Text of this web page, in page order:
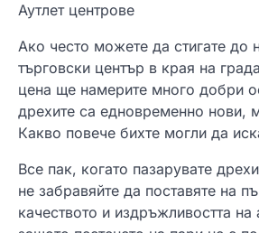
Аутлет центрове
Ако често можете да стигате до
търговски център в края на
цена ще намерите много добри
дрехите са едновременно нови,
Какво повече бихте могли да
Все пак, когато пазарувате
не забравяйте да поставяте на
качеството и издръжливостта на